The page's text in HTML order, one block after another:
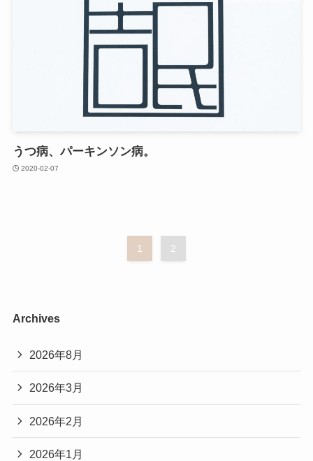
うつ病、パーキンソン病。
2020-02-07
1 2
Archives
2026年8月
2026年3月
2026年2月
2026年1月